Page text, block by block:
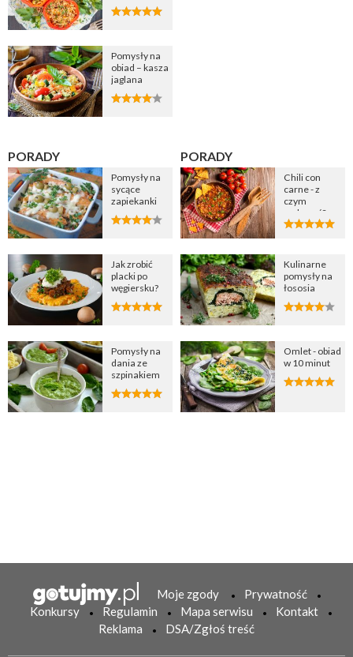
Pomysły na
obiad – kasza
jaglana
PORADY
Pomysły na
sycące
zapiekanki
Jak zrobić
placki po
węgiersku?
Pomysły na
dania ze
szpinakiem
PORADY
Chili con
carne - z
czym
podawać?
Kulinarne
pomysły na
łososia
Omlet - obiad
w 10 minut
Moje zgody
Prywatność
Konkursy
Regulamin Mapa serwisu
Kontakt
Reklama
DSA/Zgłoś treść